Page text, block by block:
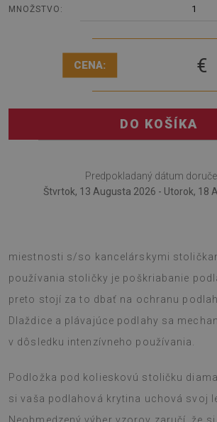
MNOŽSTVO: 1
CENA: €
DO KOŠÍKA
Predpokladaný dátum
Štvrtok, 13 Augusta 2026 - Utorok, 18
miestnosti s/so kancelárskymi
používania stoličky je poškriabanie
preto stojí za to dbať na ochranu
Dlaždice a plávajúce podlahy sa
v dôsledku intenzívneho používania.
Podložka pod kolieskovú stoličku
si vaša podlahová krytina uchová svoj